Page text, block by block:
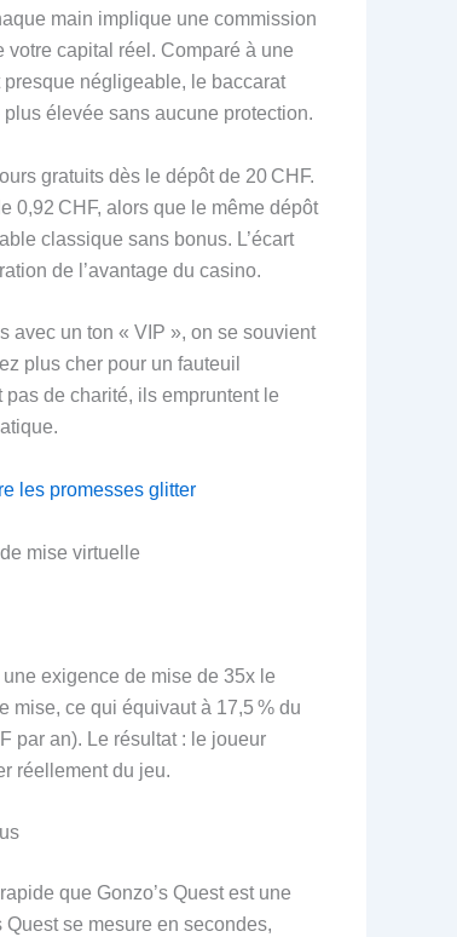
main implique une commission
votre capital réel. Comparé à une
négligeable, le baccarat
élevée sans aucune protection.
gratuits dès le dépôt de 20 CHF.
0,92 CHF, alors que le même dépôt
classique sans bonus. L’écart
de l’avantage du casino.
avec un ton « VIP », on se souvient
plus cher pour un fauteuil
de charité, ils empruntent le
les promesses glitter
mise virtuelle
exigence de mise de 35x le
mise, ce qui équivaut à 17,5 % du
par an). Le résultat : le joueur
réellement du jeu.
que Gonzo’s Quest est une
Quest se mesure en secondes,